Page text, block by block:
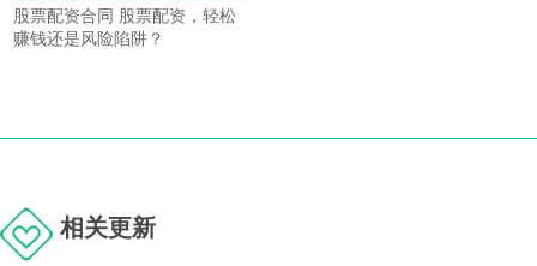
股票配资合同 股票配资，轻松
赚钱还是风险陷阱？
相关更新